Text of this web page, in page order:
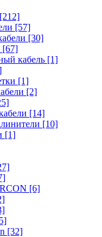
[212]
[57]
[30]
[67]
кабель [1]
[1]
[2]
[14]
[10]
[1]
[6]
[32]